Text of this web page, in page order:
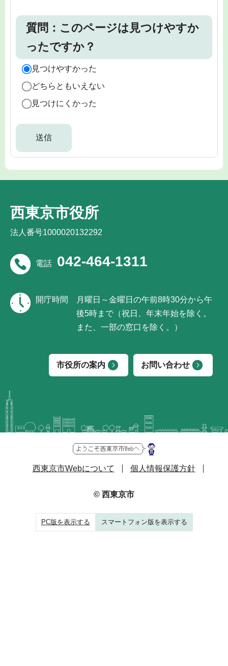
質問：このページは見つけやすか
ったですか？
見つけやすかった
どちらともいえない
見つけにくかった
西東京市役所
法人番号1000020132292
電話 042-464-1311
開庁時間
月曜日～金曜日の午前8時30分から午
後5時まで（祝日、年末年始を除く。
また、一部の窓口を除く。）
市役所の案内 お問い合わせ
西東京市Webについて 個人情報保護方針
© 西東京市
PC版を表示する スマートフォン版を表示する